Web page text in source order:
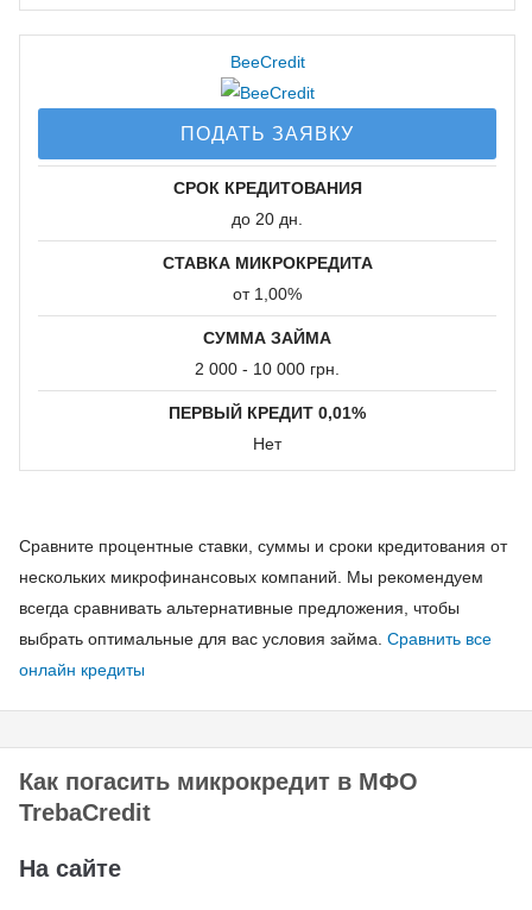
Безработным
Официально
работающим
Студентам
Для мам в декрете
Способы
погашения
кредита:
Отделения банков
По банковским
МФО через
BeeCredit
ПОДАТЬ ЗАЯВКУ
СРОК КРЕДИТОВАНИЯ
до 20 дн.
СТАВКА МИКРОКРЕДИТА
от 1,00%
СУММА ЗАЙМА
2 000 - 10 000 грн.
ПЕРВЫЙ КРЕДИТ 0,01%
Нет
Сравните процентные ставки, суммы и сроки кредитования от
нескольких микрофинансовых компаний. Мы рекомендуем
всегда сравнивать альтернативные предложения, чтобы
выбрать оптимальные для вас условия займа. Сравнить все
онлайн кредиты
Как погасить микрокредит в МФО
TrebaCredit
На сайте